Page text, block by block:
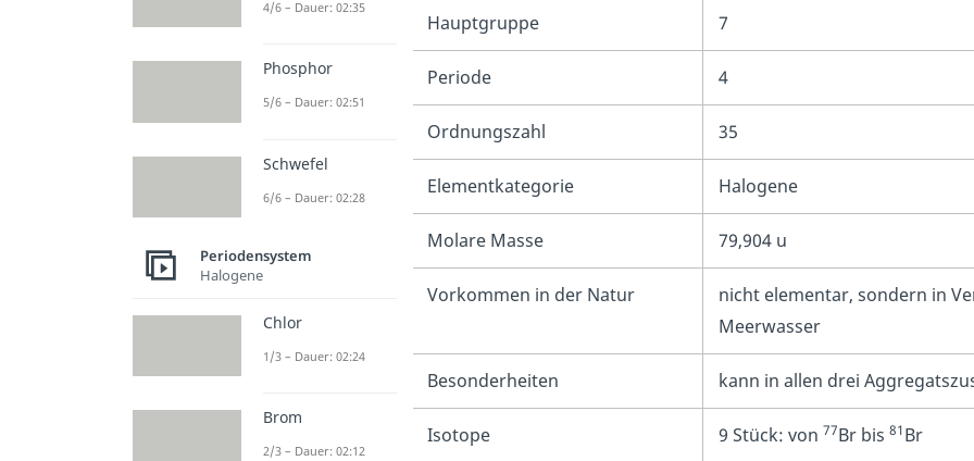
Hauptgruppe 7
Periode 4
Ordnungszahl 35
Elementkategorie Halogene
Molare Masse 79,904 u
Vorkommen in der Natur nicht elementar, sondern in
Meerwasser
Besonderheiten kann in allen drei
Isotope 9 Stück: von 77Br bis 81Br
4/6 – Dauer: 02:35
Phosphor
5/6 – Dauer: 02:51
Schwefel
6/6 – Dauer: 02:28
Periodensystem
Halogene
Chlor
1/3 – Dauer: 02:24
Brom
2/3 – Dauer: 02:12